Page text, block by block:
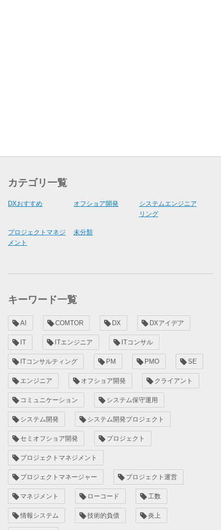
カテゴリ一覧
DXおすすめ オフショア開発
システムエンジニア
リング
プロジェクトマネジ
メント
未分類
キーワード一覧
AI COMTOR DX DXアイデア
IT ITエンジニア ITコンサル
ITコンサルティング PM PMO SE
エンジニア オフショア開発 クライアント
コミュニケーション システム保守運用
システム開発 システム開発プロジェクト
セミオフショア開発 プロジェクト
プロジェクトマネジメント
プロジェクトマネージャー プロジェクト運営
マネジメント ローコード 工数
情報システム 技術的負債 炎上